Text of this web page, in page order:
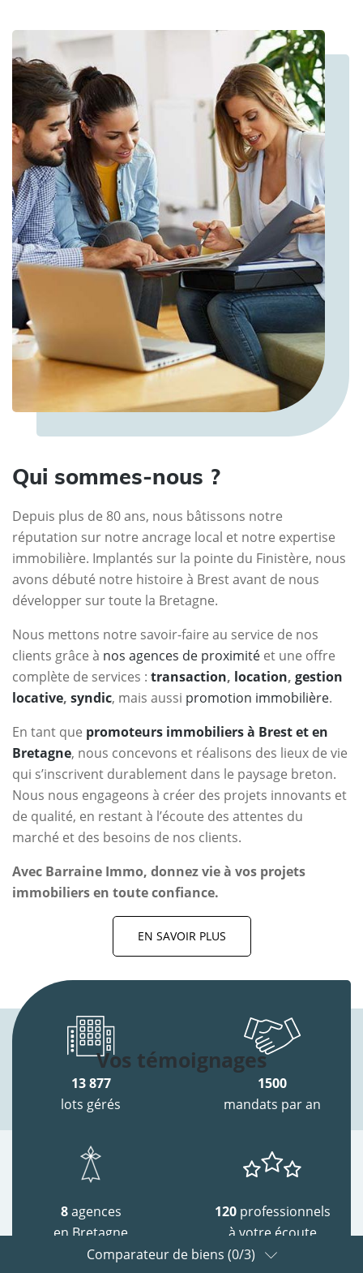
Qui sommes-nous ?
Depuis plus de 80 ans, nous bâtissons notre
réputation sur notre ancrage local et notre expertise
immobilière. Implantés sur la pointe du Finistère, nous
avons débuté notre histoire à Brest avant de nous
développer sur toute la Bretagne.
Nous mettons notre savoir-faire au service de nos
clients grâce à nos agences de proximité et une offre
complète de services : transaction, location, gestion
locative, syndic, mais aussi promotion immobilière.
En tant que promoteurs immobiliers à Brest et en
Bretagne, nous concevons et réalisons des lieux de vie
qui s’inscrivent durablement dans le paysage breton.
Nous nous engageons à créer des projets innovants et
de qualité, en restant à l’écoute des attentes du
marché et des besoins de nos clients.
Avec Barraine Immo, donnez vie à vos projets
immobiliers en toute confiance.
EN SAVOIR PLUS
Vos témoignages
13 877
lots gérés
1500
mandats par an
8agences
en Bretagne
120 professionnels
à votre écoute
Comparateur de biens (0/3)